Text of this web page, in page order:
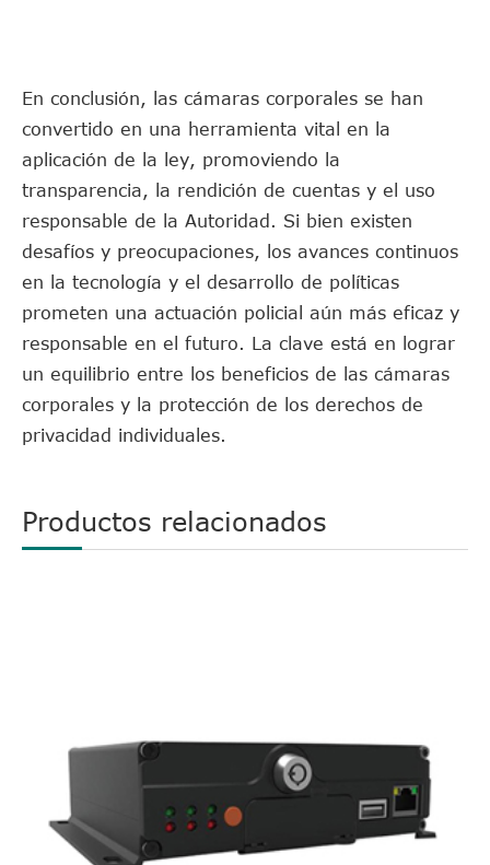
En conclusión, las cámaras corporales se han
convertido en una herramienta vital en la
aplicación de la ley, promoviendo la
transparencia, la rendición de cuentas y el uso
responsable de la Autoridad. Si bien existen
desafíos y preocupaciones, los avances continuos
en la tecnología y el desarrollo de políticas
prometen una actuación policial aún más eficaz y
responsable en el futuro. La clave está en lograr
un equilibrio entre los beneficios de las cámaras
corporales y la protección de los derechos de
privacidad individuales.
Productos relacionados